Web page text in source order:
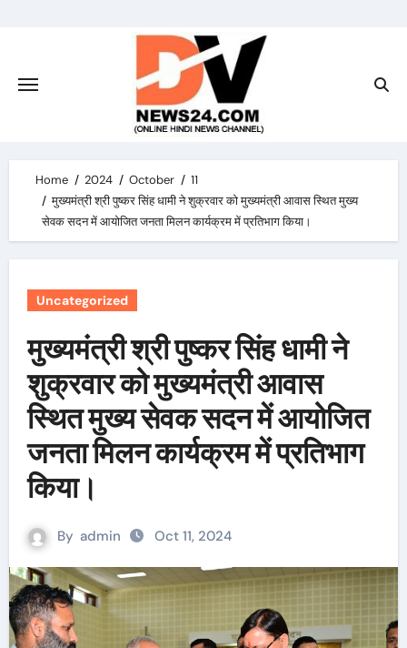
Home 2024 October
11
मुख्यमंत्री श्री पुष्कर सिंह धामी ने शुक्रवार को मुख्यमंत्री आवास स्थित मुख्य
सेवक सदन में आयोजित जनता मिलन कार्यक्रम में प्रतिभाग किया।
Uncategorized
मुख्यमंत्री श्री पुष्कर सिंह धामी ने
शुक्रवार को मुख्यमंत्री आवास
स्थित मुख्य सेवक सदन में आयोजित
जनता मिलन कार्यक्रम में प्रतिभाग
किया।
By admin Oct 11, 2024